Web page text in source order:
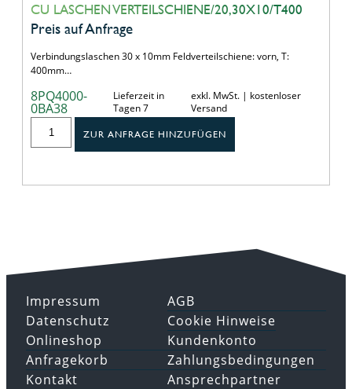
CU LASCHEN VERTEILSCHIENE/20,30X10/T400
Preis auf Anfrage
Verbindungslaschen 30 x 10mm Feldverteilschiene: vorn, T:
400mm…
8PQ4000-
0BA38
Lieferzeit in
Tagen 7
exkl. MwSt. | kostenloser
Versand
ZUR ANFRAGE HINZUFÜGEN
Impressum
Datenschutz
AGB
Cookie Hinweise
Onlineshop
Anfragekorb
Kundenkonto
Zahlungsbedingungen
Kontakt
Ansprechpartner